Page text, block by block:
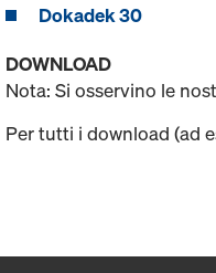
Dokadek 30
DOWNLOAD
Nota: Si osservino le
Per tutti i download (ad